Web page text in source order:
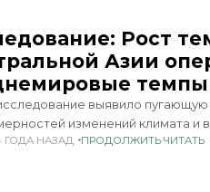
Рост
Азии
темпы
выявило пугающую
изменений климата и
их последствиям в
ГОДА НАЗАД ПРОДОЛЖИТЬ ЧИТАТЬ